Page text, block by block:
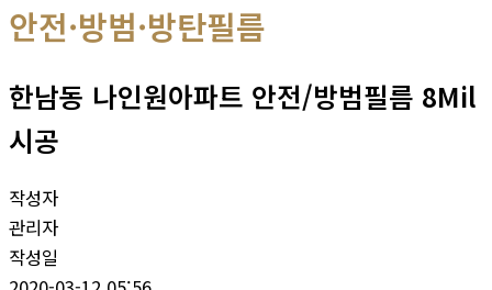
안전·방범·방탄필름
한남동 나인원아파트 안전/방범필름 8Mil
시공
작성자
관리자
작성일